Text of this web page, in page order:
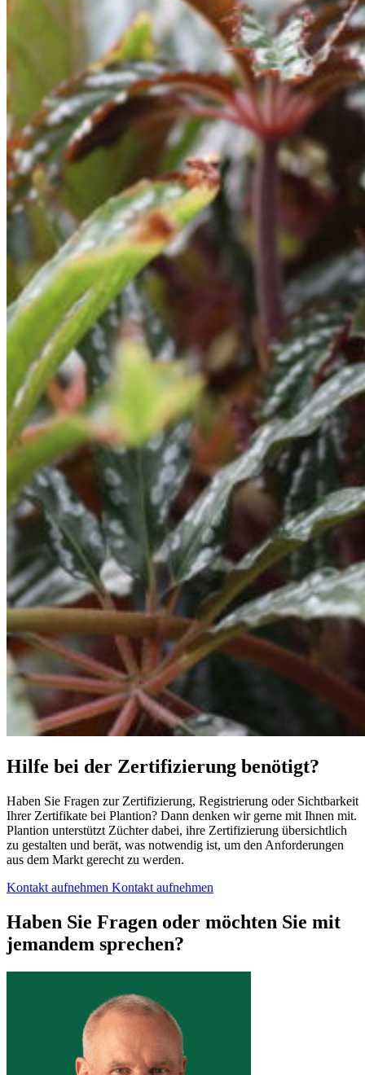
Hilfe bei der Zertifizierung benötigt?
Haben Sie Fragen zur Zertifizierung, Registrierung oder Sichtbarkeit
Ihrer Zertifikate bei Plantion? Dann denken wir gerne mit Ihnen mit.
Plantion unterstützt Züchter dabei, ihre Zertifizierung übersichtlich
zu gestalten und berät, was notwendig ist, um den Anforderungen
aus dem Markt gerecht zu werden.
Kontakt aufnehmen Kontakt aufnehmen
Haben Sie Fragen oder möchten Sie mit
jemandem sprechen?